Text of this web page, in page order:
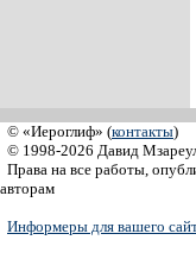
© «Иероглиф» (контакты)
© 1998-2026 Давид
Права на все работы,
авторам
Информеры для вашего